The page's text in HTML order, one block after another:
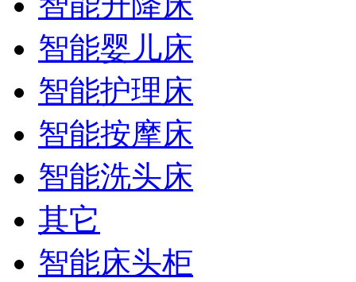
智能婴儿床
智能护理床
智能按摩床
智能洗头床
其它
智能床头柜